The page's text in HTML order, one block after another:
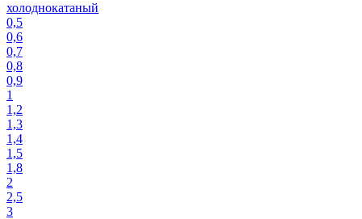
холоднокатаный
0,5
0,6
0,7
0,8
0,9
1
1,2
1,3
1,4
1,5
1,8
2
2,5
3